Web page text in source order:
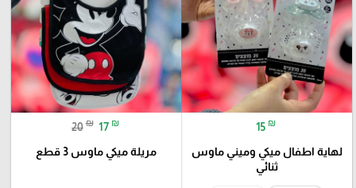
15 ₪
لهاية اطفال ميكي وميني ماوس
ثنائي
20 ₪ 17 ₪
مريلة ميكي ماوس 3 قطع